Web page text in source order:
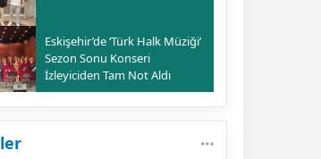
Eskişehir’de ‘Türk Halk Müziği’
Sezon Sonu Konseri
İzleyiciden Tam Not Aldı